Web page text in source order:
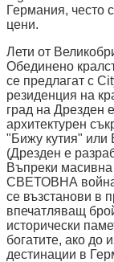
Германия, често
цени.
Лети от
Обединено
се предлагат с
резиденция на
град на Дрезден
архитектурен
"Бижу кутия" или
(Дрезден е
Въпреки
СВЕТОВНА война
се възстанови в
впечатляващ
исторически
богатите, ако до
дестинации в